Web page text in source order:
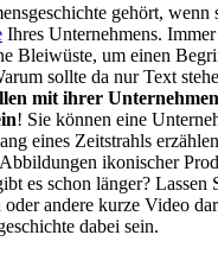
gehört, wenn
Ihres Unternehmens.
Bleiwüste, um einen
sollte da nur Text
mit ihrer
! Sie können eine
eines Zeitstrahls
ikonischer
es schon länger? Lassen
andere kurze Video
dabei sein.